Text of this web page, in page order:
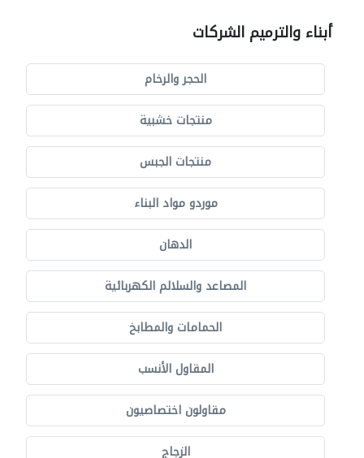
أبناء والترميم الشركات
الحجر والرخام
منتجات خشبية
منتجات الجبس
موردو مواد البناء
الدهان
المصاعد والسلالم الكهربائية
الحمامات والمطابخ
المقاول الأنسب
مقاولون اختصاصيون
الزجاج